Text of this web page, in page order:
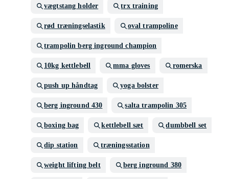
vægtstang holder trx training
rød træningselastik oval trampoline
trampolin berg inground champion
10kg kettlebell mma gloves romerska
push up håndtag yoga bolster
berg inground 430 salta trampolin 305
boxing bag kettlebell sæt dumbbell set
dip station træningsstation
weight lifting belt berg inground 380